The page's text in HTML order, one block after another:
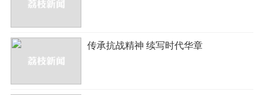
传承抗战精神 续写时代华章